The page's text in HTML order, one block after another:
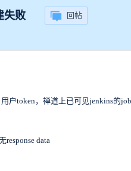
失败 回帖
户token，禅道上已可见jenkins的job
response data